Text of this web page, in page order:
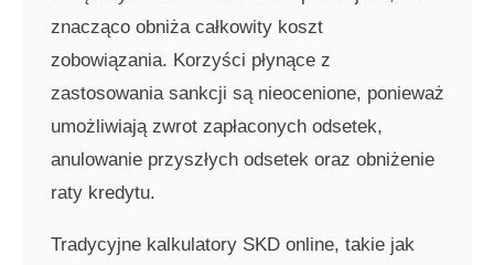
znacząco obniża całkowity koszt
zobowiązania. Korzyści płynące z
zastosowania sankcji są nieocenione, ponieważ
umożliwiają zwrot zapłaconych odsetek,
anulowanie przyszłych odsetek oraz obniżenie
raty kredytu.
Tradycyjne kalkulatory SKD online, takie jak